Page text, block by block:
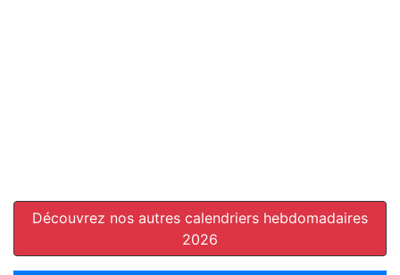
Découvrez nos autres calendriers hebdomadaires
2026